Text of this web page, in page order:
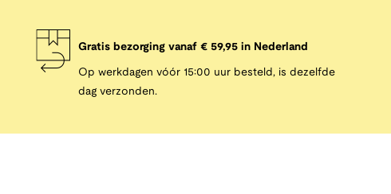
Gratis bezorging vanaf € 59,95 in Nederland
Op werkdagen vóór 15:00 uur besteld, is dezelfde
dag verzonden.